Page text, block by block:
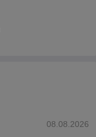
08.08.2026